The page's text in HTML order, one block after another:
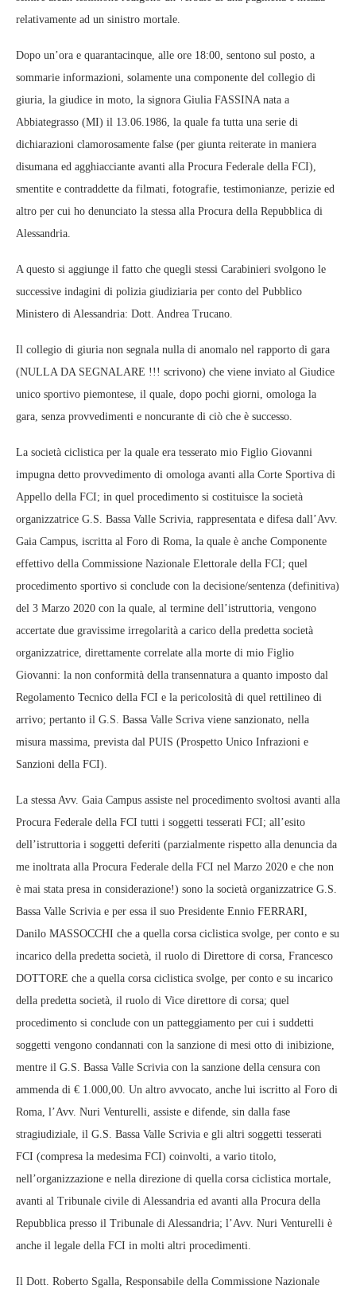
relativamente ad un sinistro mortale.
Dopo un’ora e quarantacinque, alle ore 18:00, sentono sul posto, a
sommarie informazioni, solamente una componente del collegio di
giuria, la giudice in moto, la signora Giulia FASSINA nata a
Abbiategrasso (MI) il 13.06.1986, la quale fa tutta una serie di
dichiarazioni clamorosamente false (per giunta reiterate in maniera
disumana ed agghiacciante avanti alla Procura Federale della FCI),
smentite e contraddette da filmati, fotografie, testimonianze, perizie ed
altro per cui ho denunciato la stessa alla Procura della Repubblica di
Alessandria.
A questo si aggiunge il fatto che quegli stessi Carabinieri svolgono le
successive indagini di polizia giudiziaria per conto del Pubblico
Ministero di Alessandria: Dott. Andrea Trucano.
Il collegio di giuria non segnala nulla di anomalo nel rapporto di gara
(NULLA DA SEGNALARE !!! scrivono) che viene inviato al Giudice
unico sportivo piemontese, il quale, dopo pochi giorni, omologa la
gara, senza provvedimenti e noncurante di ciò che è successo.
La società ciclistica per la quale era tesserato mio Figlio Giovanni
impugna detto provvedimento di omologa avanti alla Corte Sportiva di
Appello della FCI; in quel procedimento si costituisce la società
organizzatrice G.S. Bassa Valle Scrivia, rappresentata e difesa dall’Avv.
Gaia Campus, iscritta al Foro di Roma, la quale è anche Componente
effettivo della Commissione Nazionale Elettorale della FCI; quel
procedimento sportivo si conclude con la decisione/sentenza (definitiva)
del 3 Marzo 2020 con la quale, al termine dell’istruttoria, vengono
accertate due gravissime irregolarità a carico della predetta società
organizzatrice, direttamente correlate alla morte di mio Figlio
Giovanni: la non conformità della transennatura a quanto imposto dal
Regolamento Tecnico della FCI e la pericolosità di quel rettilineo di
arrivo; pertanto il G.S. Bassa Valle Scriva viene sanzionato, nella
misura massima, prevista dal PUIS (Prospetto Unico Infrazioni e
Sanzioni della FCI).
La stessa Avv. Gaia Campus assiste nel procedimento svoltosi avanti alla
Procura Federale della FCI tutti i soggetti tesserati FCI; all’esito
dell’istruttoria i soggetti deferiti (parzialmente rispetto alla denuncia da
me inoltrata alla Procura Federale della FCI nel Marzo 2020 e che non
è mai stata presa in considerazione!) sono la società organizzatrice G.S.
Bassa Valle Scrivia e per essa il suo Presidente Ennio FERRARI,
Danilo MASSOCCHI che a quella corsa ciclistica svolge, per conto e su
incarico della predetta società, il ruolo di Direttore di corsa, Francesco
DOTTORE che a quella corsa ciclistica svolge, per conto e su incarico
della predetta società, il ruolo di Vice direttore di corsa; quel
procedimento si conclude con un patteggiamento per cui i suddetti
soggetti vengono condannati con la sanzione di mesi otto di inibizione,
mentre il G.S. Bassa Valle Scrivia con la sanzione della censura con
ammenda di € 1.000,00. Un altro avvocato, anche lui iscritto al Foro di
Roma, l’Avv. Nuri Venturelli, assiste e difende, sin dalla fase
stragiudiziale, il G.S. Bassa Valle Scrivia e gli altri soggetti tesserati
FCI (compresa la medesima FCI) coinvolti, a vario titolo,
nell’organizzazione e nella direzione di quella corsa ciclistica mortale,
avanti al Tribunale civile di Alessandria ed avanti alla Procura della
Repubblica presso il Tribunale di Alessandria; l’Avv. Nuri Venturelli è
anche il legale della FCI in molti altri procedimenti.
Il Dott. Roberto Sgalla, Responsabile della Commissione Nazionale